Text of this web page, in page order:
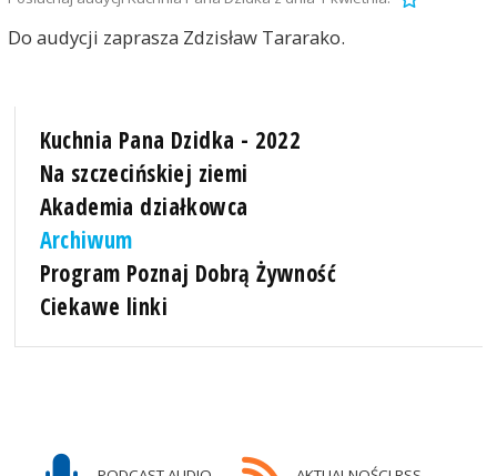
Do audycji zaprasza Zdzisław Tararako.
Kuchnia Pana Dzidka - 2022
Na szczecińskiej ziemi
Akademia działkowca
Archiwum
Program Poznaj Dobrą Żywność
Ciekawe linki